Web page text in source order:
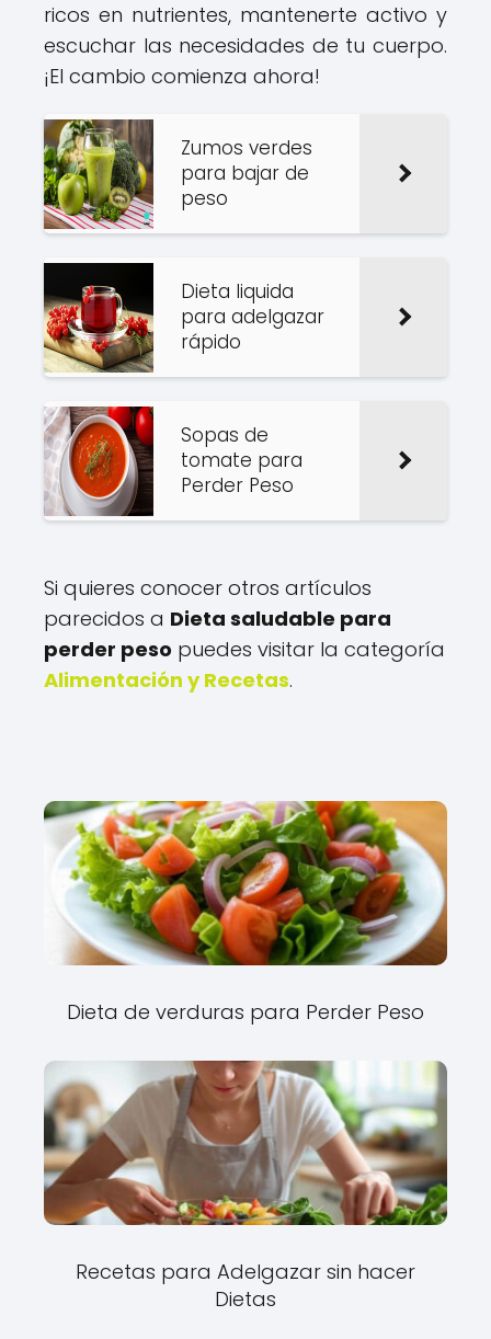
ricos en nutrientes, mantenerte activo y
escuchar las necesidades de tu cuerpo.
¡El cambio comienza ahora!
Zumos verdes
para bajar de
peso
Dieta liquida
para adelgazar
rápido
Sopas de
tomate para
Perder Peso
Si quieres conocer otros artículos
parecidos a Dieta saludable para
perder peso puedes visitar la categoría
Alimentación y Recetas.
Dieta de verduras para Perder Peso
Recetas para Adelgazar sin hacer
Dietas